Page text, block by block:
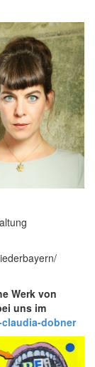
Werk von
uns im
dobner